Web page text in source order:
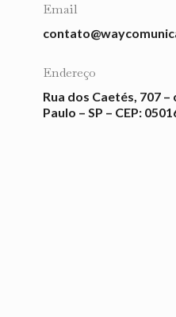
Email
Endereço
Rua dos Caetés, 707 –
Paulo – SP – CEP: